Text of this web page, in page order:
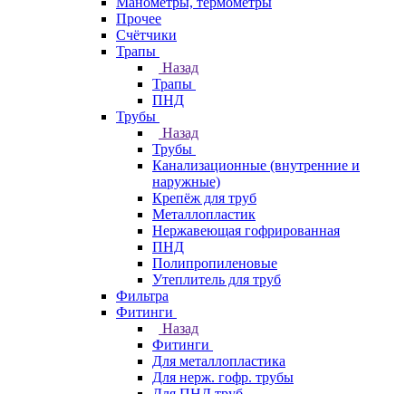
Прочее
Счётчики
Трапы
Назад
Трапы
ПНД
Трубы
Назад
Трубы
Канализационные (внутренние и
наружные)
Крепёж для труб
Металлопластик
Нержавеющая гофрированная
ПНД
Полипропиленовые
Утеплитель для труб
Фильтра
Фитинги
Назад
Фитинги
Для металлопластика
Для нерж. гофр. трубы